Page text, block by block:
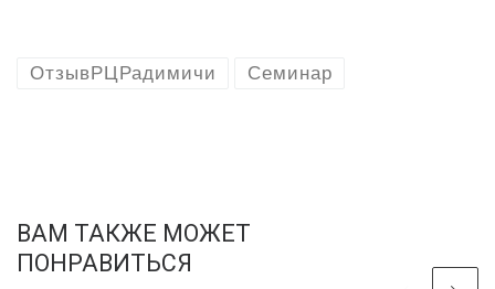
ОтзывРЦРадимичи Семинар
ВАМ ТАКЖЕ МОЖЕТ
ПОНРАВИТЬСЯ